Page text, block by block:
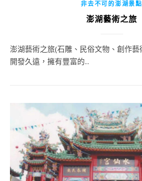
非去不可的澎湖景點
澎湖藝術之旅
澎湖藝術之旅(石雕、民俗文物、創作藝術) 一、【前言】 澎湖
開發久遠，擁有豐富的...